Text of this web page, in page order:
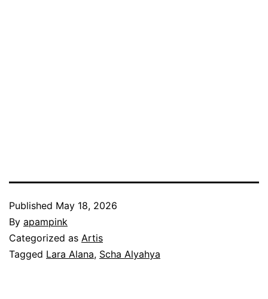
Published May 18, 2026
By apampink
Categorized as Artis
Tagged Lara Alana, Scha Alyahya